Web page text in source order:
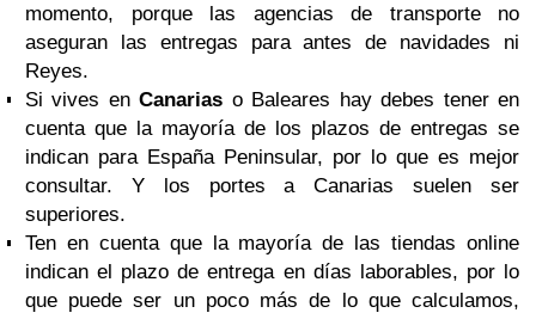
momento, porque las agencias de transporte no
aseguran las entregas para antes de navidades ni
Reyes.
Si vives enCanarias o Baleares hay debes tener en
cuenta que la mayoría de los plazos de entregas se
indican para España Peninsular, por lo que es mejor
consultar. Y los portes a Canarias suelen ser
superiores.
Ten en cuenta que la mayoría de las tiendas online
indican el plazo de entrega en días laborables, por lo
que puede ser un poco más de lo que calculamos,